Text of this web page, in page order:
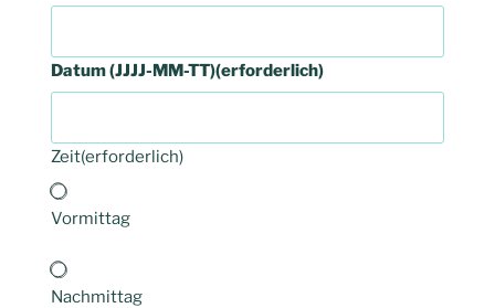
Datum (JJJJ-MM-TT)(erforderlich)
Zeit(erforderlich)
Vormittag
Nachmittag